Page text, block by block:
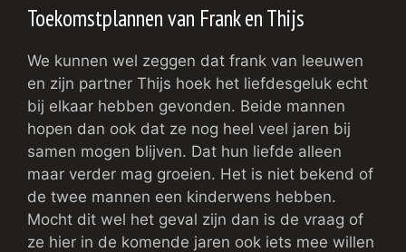
Toekomstplannen van Frank en Thijs
We kunnen wel zeggen dat frank van leeuwen
en zijn partner Thijs hoek het liefdesgeluk echt
bij elkaar hebben gevonden. Beide mannen
hopen dan ook dat ze nog heel veel jaren bij
samen mogen blijven. Dat hun liefde alleen
maar verder mag groeien. Het is niet bekend of
de twee mannen een kinderwens hebben.
Mocht dit wel het geval zijn dan is de vraag of
ze hier in de komende jaren ook iets mee willen